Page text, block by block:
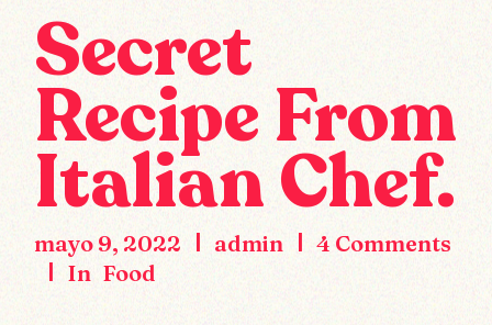
Secret
Recipe From
Italian Chef.
mayo 9, 2022 admin
4 Comments
In Food